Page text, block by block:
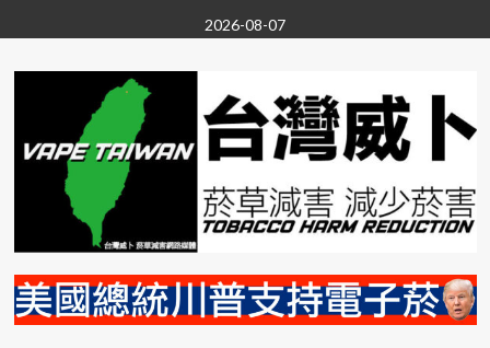
to
content
2026-08-07